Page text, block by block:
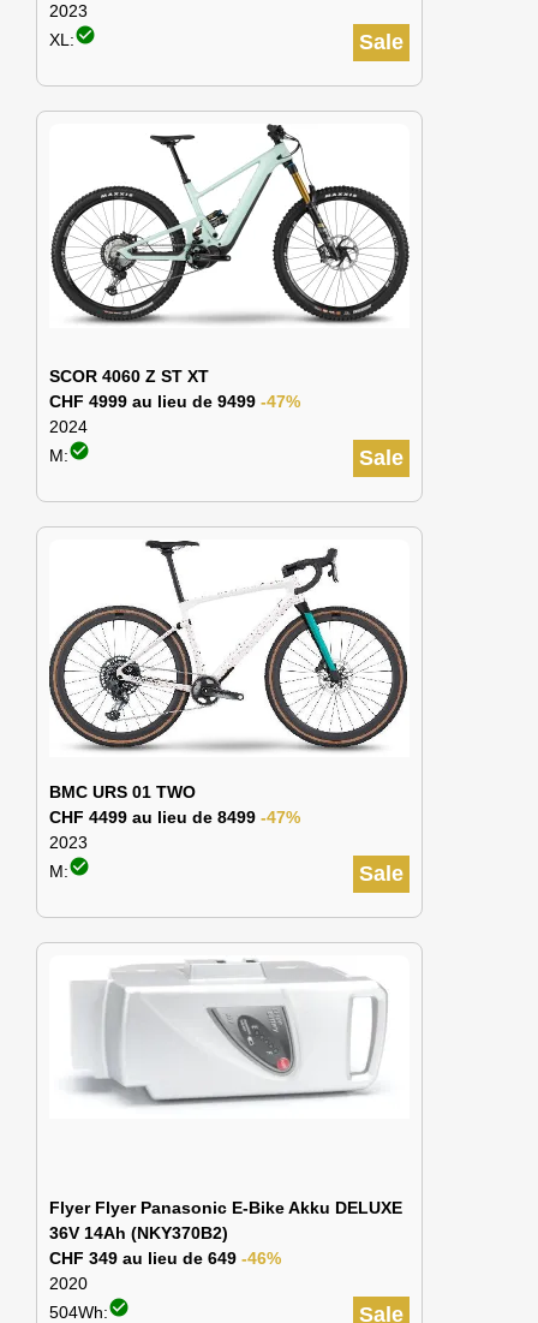
2023
Sale
XL:check_circle
SCOR 4060 Z ST XT
CHF 4999 au lieu de 9499 -47%
2024
Sale
M:check_circle
BMC URS 01 TWO
CHF 4499 au lieu de 8499 -47%
2023
Sale
M:check_circle
Flyer Flyer Panasonic E-Bike Akku DELUXE
36V 14Ah (NKY370B2)
CHF 349 au lieu de 649 -46%
2020
Sale
504Wh:check_circle